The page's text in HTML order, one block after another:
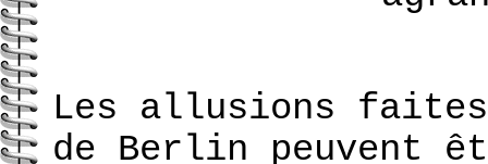
Les allusions
de Berlin peuvent